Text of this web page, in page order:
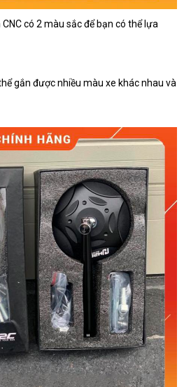
có 2 màu sắc để bạn có thể lựa
gắn được nhiều màu xe khác nhau và